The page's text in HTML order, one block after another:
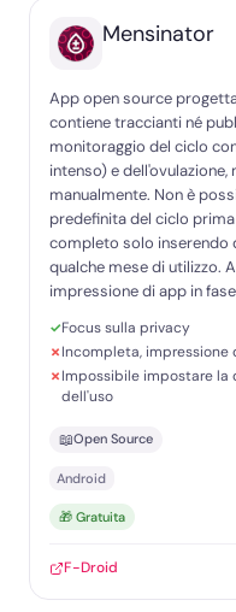
Mensinator
App open source
contiene traccianti né
monitoraggio del ciclo
intenso) e
manualmente. Non è
predefinita del ciclo
completo solo inserendo
qualche mese di utilizzo.
impressione di app in
Focus sulla privacy
Incompleta,
Impossibile impostare
dell'uso
📖Open Source
Android
🎁 Gratuita
F-Droid